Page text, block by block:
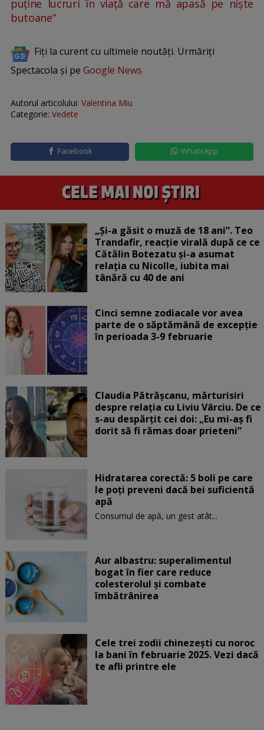
puține lucruri în viață care mă apasă pe niște
butoane”
Fiți la curent cu ultimele noutăți. Urmăriți
Spectacola și pe Google News
Autorul articolului: Valentina Miu
Categorie: Vedete
Facebook WhatsApp
„Și-a găsit o muză de 18 ani”. Teo
Trandafir, reacție virală după ce ce
Cătălin Botezatu și-a asumat
relația cu Nicolle, iubita mai
tânără cu 40 de ani
Cinci semne zodiacale vor avea
parte de o săptămână de excepție
în perioada 3-9 februarie
Claudia Pătrășcanu, mărturisiri
despre relația cu Liviu Vârciu. De ce
s-au despărțit cei doi: „Eu mi-aș fi
dorit să fi rămas doar prieteni”
Hidratarea corectă: 5 boli pe care
le poți preveni dacă bei suficientă
apă
Consumul de apă, un gest atât...
Aur albastru: superalimentul
bogat în fier care reduce
colesterolul și combate
îmbătrânirea
Cele trei zodii chinezești cu noroc
la bani în februarie 2025. Vezi dacă
te afli printre ele